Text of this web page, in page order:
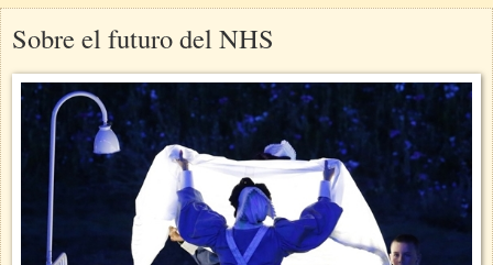
Sobre el futuro del NHS